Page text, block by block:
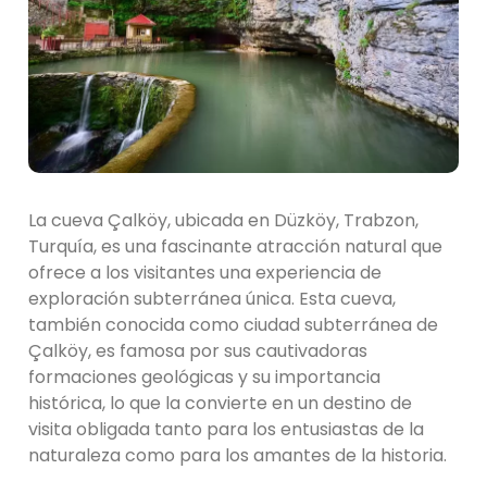
La cueva Çalköy, ubicada en Düzköy, Trabzon,
Turquía, es una fascinante atracción natural que
ofrece a los visitantes una experiencia de
exploración subterránea única. Esta cueva,
también conocida como ciudad subterránea de
Çalköy, es famosa por sus cautivadoras
formaciones geológicas y su importancia
histórica, lo que la convierte en un destino de
visita obligada tanto para los entusiastas de la
naturaleza como para los amantes de la historia.